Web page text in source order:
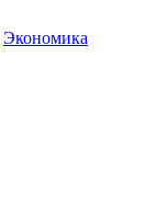
Экономика